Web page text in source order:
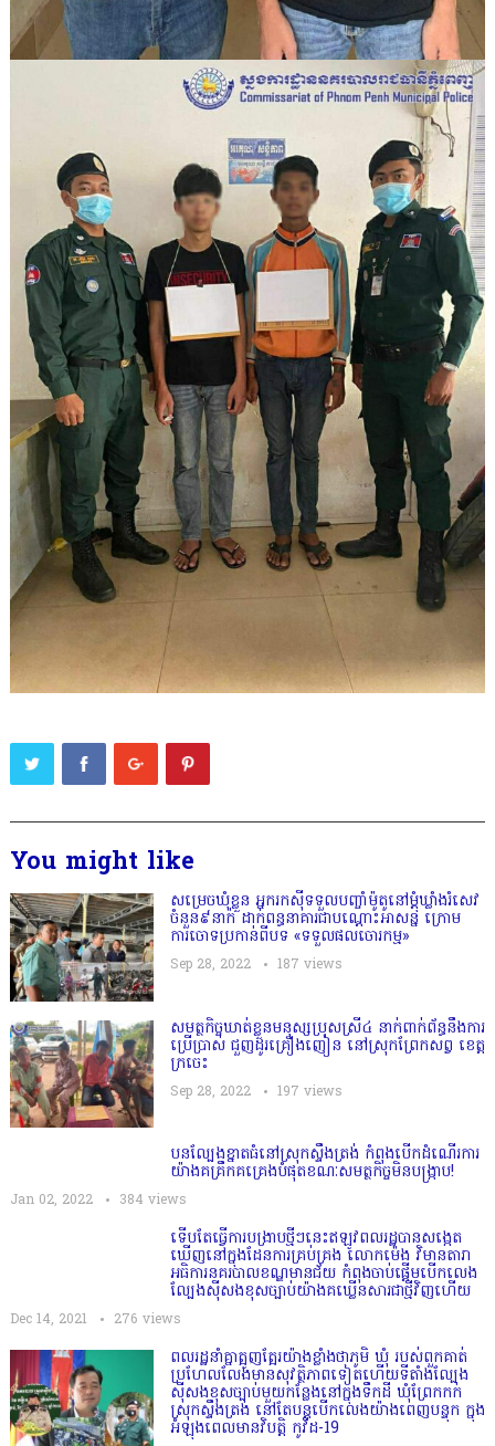
You might like
សម្រេចឃុំខ្លួន អ្នករកស៊ីទទួលបញ្ចាំម៉ូតូនៅម្តុំឃ្លាំងរំសេវ
ចំនួន៩នាក់ ដាក់ពន្ធនាគារជាបណ្ដោះអាសន្ន ក្រោម
ការចោទប្រកាន់ពីបទ «ទទួលផលចោរកម្ម»
Sep 28, 2022 187 views
សមត្ថកិច្ចឃាត់ខ្លួនមនុស្សប្រុសស្រី៤ នាក់ពាក់ព័ន្ធនឹងការ
ប្រើប្រាស់ ជួញដូរគ្រឿងញៀន នៅស្រុកព្រែកសព្វ ខេត្ត
ក្រចេះ
Sep 28, 2022 197 views
បនល្បែងខ្នាតធំនៅស្រុកស្ទឹងត្រង់ កំពុងបើកដំណើរការ
យ៉ាងគគ្រឹកគគ្រេងបំផុតខណៈសមត្ថកិច្ចមិនបង្ក្រាប!
Jan 02, 2022 384 views
ទើបតែធ្វើការបង្រាបថ្មីៗនេះឥឡូវពលរដ្ឋបានសង្កេត
ឃើញនៅក្នុងដែនការគ្រប់គ្រង លោកម៉េង វិមានតារា
អធិការនគរបាលខណ្ឌមានជ័យ កំពុងចាប់ផ្ដើមបើកលេង
ល្បែងសុីសងខុសច្បាប់យ៉ាងគឃ្លើនសារជាថ្មីវិញហើយ
Dec 14, 2021 276 views
ពលរដ្ឋនាំគ្នាត្អូញត្អែរយ៉ាងខ្លាំងថាភូមិ​ ឃុំ​ របស់ពួកគាត់
ប្រហែលលែងមានសុវត្ថិភាពទៀតហេីយទីតាំងល្បែង
ស៊ីសងខុសច្បាប់មួយកន្លែងនៅក្នុងទឹកដី ឃុំព្រែកកក់
ស្រុកស្ទឹងត្រង់ នៅតែបន្តបើកលេងយ៉ាងពេញបន្ទុក ក្នុង
អំឡុងពេលមានវិបត្តិ កូវីដ-19